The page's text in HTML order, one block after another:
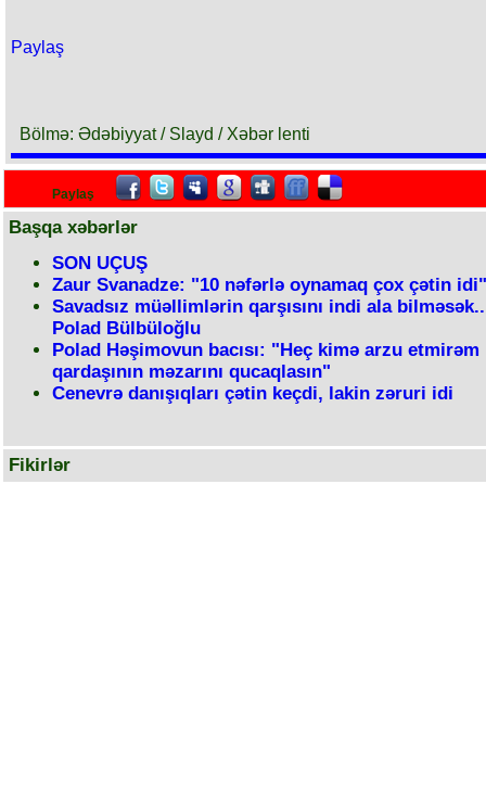
Paylaş
Bölmə: Ədəbiyyat / Slayd / Xəbər lenti
Paylaş
Başqa xəbərlər
SON UÇUŞ
Zaur Svanadze: "10 nəfərlə oynamaq çox çətin idi"
Savadsız müəllimlərin qarşısını indi ala
Polad Bülbüloğlu
Polad Həşimovun bacısı: "Heç kimə arzu etmirəm
qardaşının məzarını qucaqlasın"
Cenevrə danışıqları çətin keçdi, lakin zəruri idi
Fikirlər